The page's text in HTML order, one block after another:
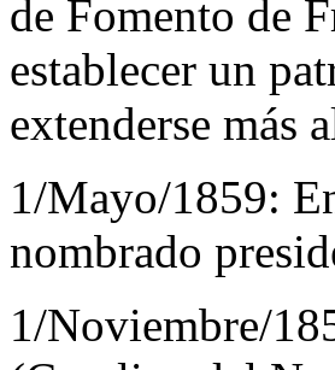
de Fomento de
establecer un
extenderse más
1/Mayo/1859:
nombrado
1/Noviembre/